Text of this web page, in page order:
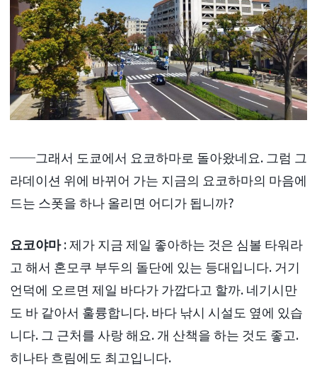
──그래서 도쿄에서 요코하마로 돌아왔네요. 그럼 그
라데이션 위에 바뀌어 가는 지금의 요코하마의 마음에
드는 스폿을 하나 올리면 어디가 됩니까?
요코야마: 제가 지금 제일 좋아하는 것은 심볼 타워라
고 해서 혼모쿠 부두의 돌단에 있는 등대입니다. 거기
언덕에 오르면 제일 바다가 가깝다고 할까. 네기시만
도 바 같아서 훌륭합니다. 바다 낚시 시설도 옆에 있습
니다. 그 근처를 사랑 해요. 개 산책을 하는 것도 좋고.
히나타 흐림에도 최고입니다.